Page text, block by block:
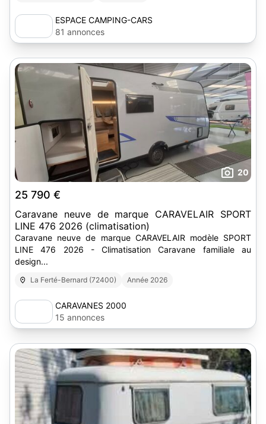
ESPACE CAMPING-CARS
81 annonces
20
25 790 €
Caravane neuve de marque CARAVELAIR SPORT
LINE 476 2026 (climatisation)
Caravane neuve de marque CARAVELAIR modèle SPORT
LINE 476 2026 - Climatisation Caravane familiale au
design...
La Ferté-Bernard (72400) Année 2026
CARAVANES 2000
15 annonces